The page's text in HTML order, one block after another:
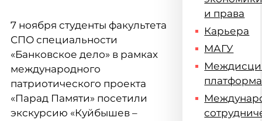
7 ноября студенты факультета
СПО специальности
«Банковское дело» в рамках
международного
патриотического проекта
«Парад Памяти» посетили
экскурсию «Куйбышев –
и права
Карьера
МАГУ
платформа